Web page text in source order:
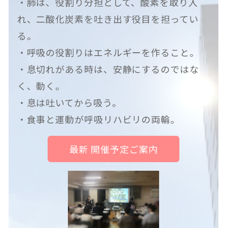
れ、二酸化炭素を吐き出す役目を担ってい
る。
・呼吸の役割りはエネルギーを作ること。
・息切れがある時は、安静にするのではな
く、動く。
・息は吐いてから吸う。
・食事と運動が呼吸リハビリの両輪。
最新 開催予定ご案内